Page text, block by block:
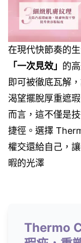
在現代快節奏的
「一次見效」 的
即可被徹底瓦解
渴望擺脫厚重遮
而言，這不僅是
捷徑。選擇
權交還給自己，
暇的光澤
Thermo